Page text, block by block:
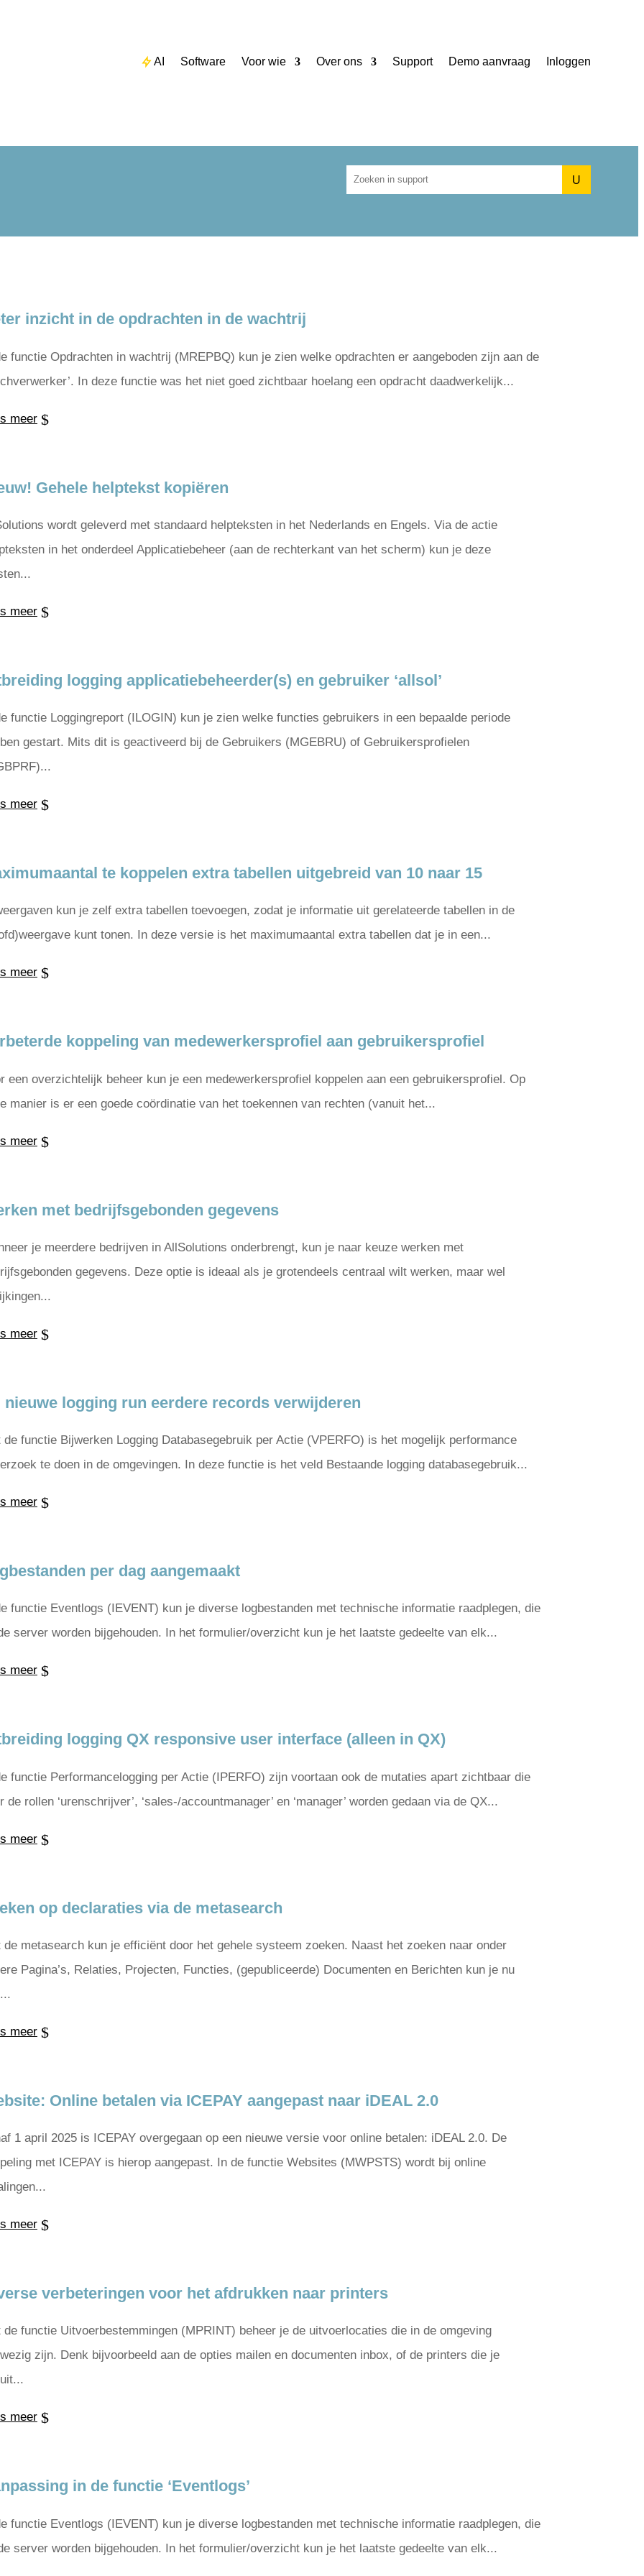
AI Software Voor wie Over ons Support Demo aanvraag Inloggen
U
inzicht in de opdrachten in de wachtrij
functie Opdrachten in wachtrij (MREPBQ) kun je zien welke opdrachten er aangeboden zijn aan de
In deze functie was het niet goed zichtbaar hoelang een opdracht daadwerkelijk...
meer
Gehele helptekst kopiëren
wordt geleverd met standaard helpteksten in het Nederlands en Engels. Via de actie
in het onderdeel Applicatiebeheer (aan de rechterkant van het scherm) kun je deze
meer
logging applicatiebeheerder(s) en gebruiker ‘allsol’
functie Loggingreport (ILOGIN) kun je zien welke functies gebruikers in een bepaalde periode
gestart. Mits dit is geactiveerd bij de Gebruikers (MGEBRU) of Gebruikersprofielen
meer
te koppelen extra tabellen uitgebreid van 10 naar 15
kun je zelf extra tabellen toevoegen, zodat je informatie uit gerelateerde tabellen in de
kunt tonen. In deze versie is het maximumaantal extra tabellen dat je in een...
meer
koppeling van medewerkersprofiel aan gebruikersprofiel
een overzichtelijk beheer kun je een medewerkersprofiel koppelen aan een gebruikersprofiel. Op
manier is er een goede coördinatie van het toekennen van rechten (vanuit het...
meer
met bedrijfsgebonden gegevens
je meerdere bedrijven in AllSolutions onderbrengt, kun je naar keuze werken met
gegevens. Deze optie is ideaal als je grotendeels centraal wilt werken, maar wel
meer
nieuwe logging run eerdere records verwijderen
de functie Bijwerken Logging Databasegebruik per Actie (VPERFO) is het mogelijk performance
te doen in de omgevingen. In deze functie is het veld Bestaande logging databasegebruik...
meer
per dag aangemaakt
functie Eventlogs (IEVENT) kun je diverse logbestanden met technische informatie raadplegen, die
server worden bijgehouden. In het formulier/overzicht kun je het laatste gedeelte van elk...
meer
logging QX responsive user interface (alleen in QX)
functie Performancelogging per Actie (IPERFO) zijn voortaan ook de mutaties apart zichtbaar die
de rollen ‘urenschrijver’, ‘sales-/accountmanager’ en ‘manager’ worden gedaan via de QX...
meer
op declaraties via de metasearch
de metasearch kun je efficiënt door het gehele systeem zoeken. Naast het zoeken naar onder
Pagina’s, Relaties, Projecten, Functies, (gepubliceerde) Documenten en Berichten kun je nu
meer
Online betalen via ICEPAY aangepast naar iDEAL 2.0
1 april 2025 is ICEPAY overgegaan op een nieuwe versie voor online betalen: iDEAL 2.0. De
met ICEPAY is hierop aangepast. In de functie Websites (MWPSTS) wordt bij online
meer
verbeteringen voor het afdrukken naar printers
de functie Uitvoerbestemmingen (MPRINT) beheer je de uitvoerlocaties die in de omgeving
zijn. Denk bijvoorbeeld aan de opties mailen en documenten inbox, of de printers die je
meer
in de functie ‘Eventlogs’
functie Eventlogs (IEVENT) kun je diverse logbestanden met technische informatie raadplegen, die
server worden bijgehouden. In het formulier/overzicht kun je het laatste gedeelte van elk...